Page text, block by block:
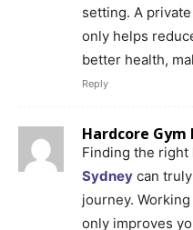
setting. A
only helps
better health,
Reply
Hardcore Gym
Finding the right
Sydney can
journey.
only improves